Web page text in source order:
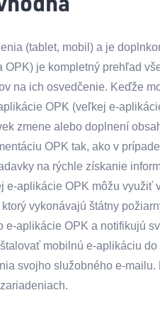
(tablet, mobil) a je
je kompletný prehľad
na ich osvedčenie. Keďže
OPK (veľkej e-
zmene alebo doplnení
OPK tak, ako v
na rýchle získanie
aplikácie OPK môžu využiť
vykonávajú štátny
e-aplikácie OPK a notifikujú
mobilnú e-aplikáciu
svojho služobného e-mailu.